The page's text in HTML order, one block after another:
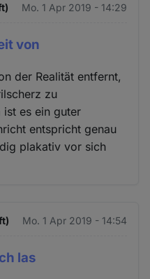
Mo. 1 Apr 2019 - 14:29
von
der Realität entfernt,
zu
es ein guter
entspricht genau
plakativ vor sich
Mo. 1 Apr 2019 - 14:54
las